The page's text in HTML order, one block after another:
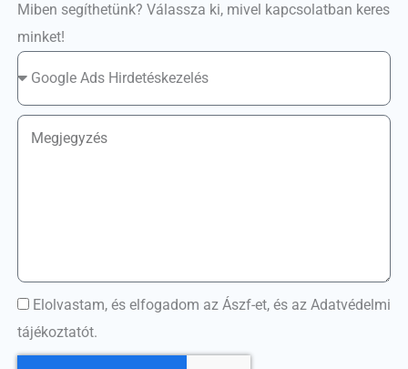
Miben segíthetünk? Válassza ki, mivel kapcsolatban keres
minket!
Elolvastam, és elfogadom az Ászf-et, és az Adatvédelmi
tájékoztatót.